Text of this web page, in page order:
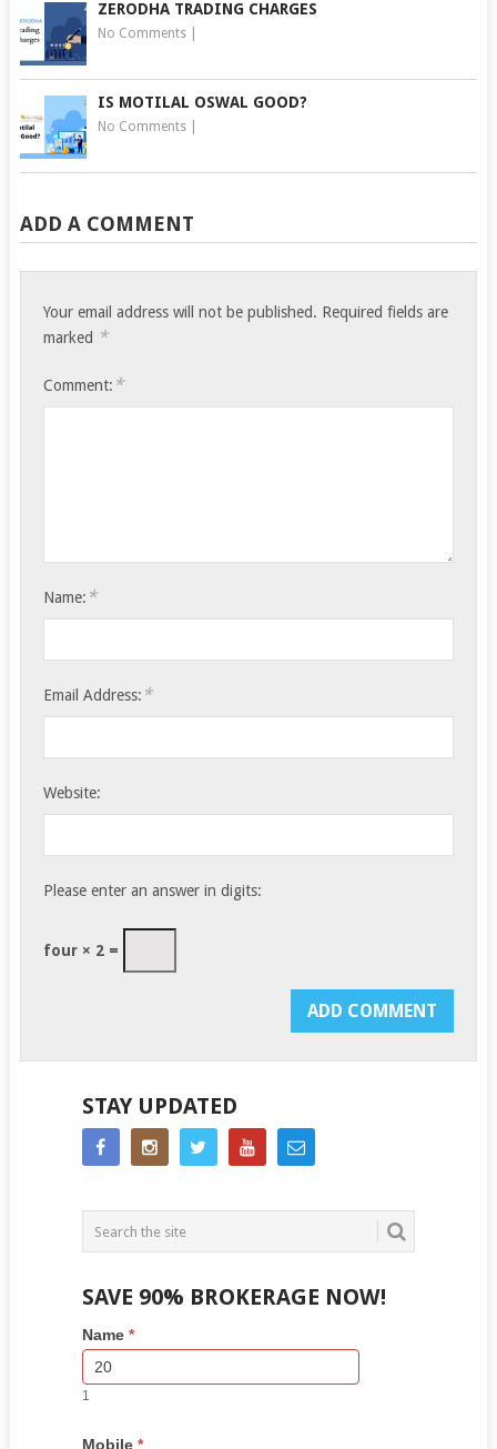
ZERODHA TRADING CHARGES
No Comments|
IS MOTILAL OSWAL GOOD?
No Comments|
ADD A COMMENT
Your email address will not be published. Required fields are
marked *
Comment: *
Name: *
Email Address: *
Website:
Please enter an answer in digits:
four × 2 =
STAY UPDATED
SAVE 90% BROKERAGE NOW!
Side
Bar
Lead
Form
If
you
are
human,
this
Name *
1
Mobile *